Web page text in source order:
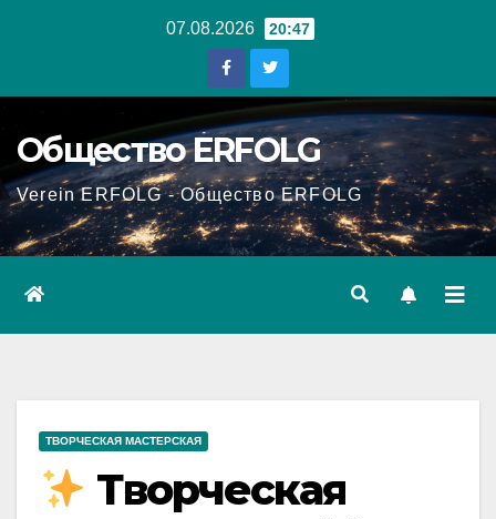
07.08.2026 20:47
Общество ERFOLG
Verein ERFOLG - Общество ERFOLG
ТВОРЧЕСКАЯ МАСТЕРСКАЯ
Творческая